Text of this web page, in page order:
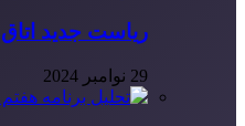
ریاست جدید اتاق
29 نوامبر 2024